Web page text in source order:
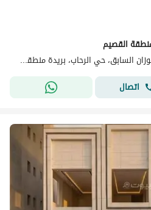
منطقة القصيم
شارع طريق محمد بن عبدالله بن فوزان السابق، حي الرحاب، بريدة منطقة القصيم
اتصال